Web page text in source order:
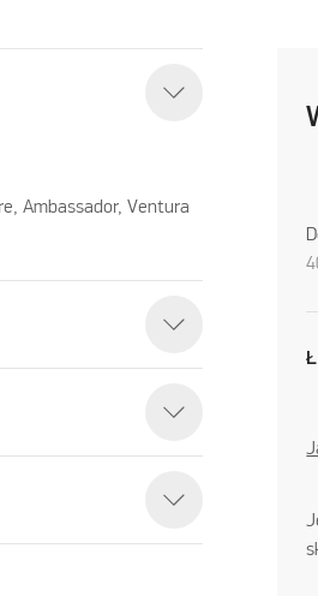
Ambassador, Ventura